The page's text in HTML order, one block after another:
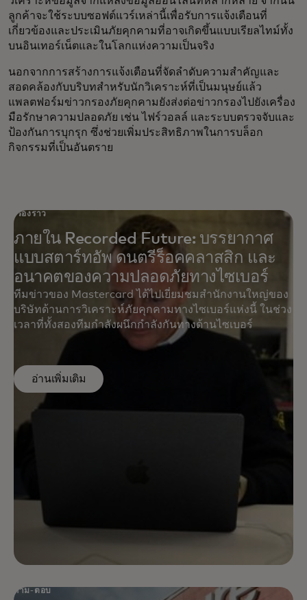
ลูกค้าจะใช้ระบบซอฟต์แวร์เหล่านี้เพื่อรับการแจ้งเตือนที่
เกี่ยวข้องและประเมินภัยคุกคามที่อาจเกิดขึ้นแบบเรียลไทม์ทั้ง
บนอินเทอร์เน็ตและในโลกแห่งความเป็นจริง
นอกจากการสร้างการแจ้งเตือนที่จัดลำดับความสำคัญและ
สอดคล้องกับบริบทสำหรับนักวิเคราะห์ที่เป็นมนุษย์แล้ว
แพลตฟอร์มข่าวกรองภัยคุกคามยังส่งต่อข่าวกรองไปยังเครื่อง
มือรักษาความปลอดภัย เช่น ไฟร์วอลล์ และระบบตรวจจับและ
ป้องกันการบุกรุก ซึ่งช่วยเพิ่มประสิทธิภาพในการบล็อก
กิจกรรมที่เป็นอันตราย
เรื่องราว
ภายใน Recorded Future: บรรยากาศ
แบบสตาร์ทอัพ ดนตรีร็อคคลาสสิก และ
อนาคตของความปลอดภัยทางไซเบอร์
ทีมข่าวของ Mastercard ได้ไปเยี่ยมชมสำนักงานใหญ่ของ
บริษัทด้านการวิเคราะห์ภัยคุกคามทางไซเบอร์แห่งนี้ ในช่วง
เวลาที่ทั้งสองทีมกำลังผนึกกำลังกันทางด้านไซเบอร์
อ่านเพิ่มเติม
ถาม-ตอบ